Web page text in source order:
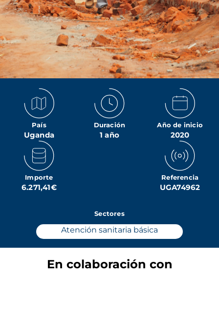
País
Uganda
Duración
1 año
Año de inicio
2020
Importe
6.271,41€
Referencia
UGA74962
Sectores
Atención sanitaria básica
En colaboración con